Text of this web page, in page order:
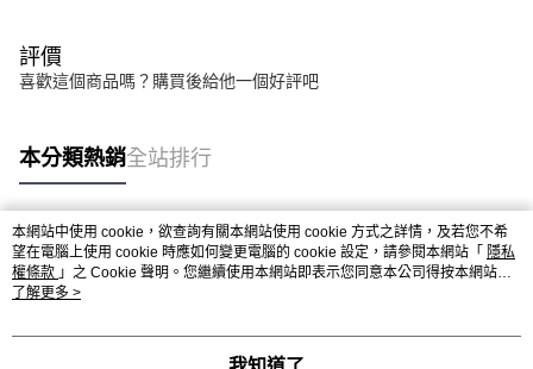
評價
喜歡這個商品嗎？購買後給他一個好評吧
本分類熱銷全站排行
熱門標籤
本網站中使用 cookie，欲查詢有關本網站使用 cookie 方式之詳情，及若您不希
望在電腦上使用 cookie 時應如何變更電腦的 cookie 設定，請參閱本網站「 隱私
權條款 」之 Cookie 聲明。您繼續使用本網站即表示您同意本公司得按本網站使
用條款之 Cookie 聲明使用 cookie。
了解更多 >